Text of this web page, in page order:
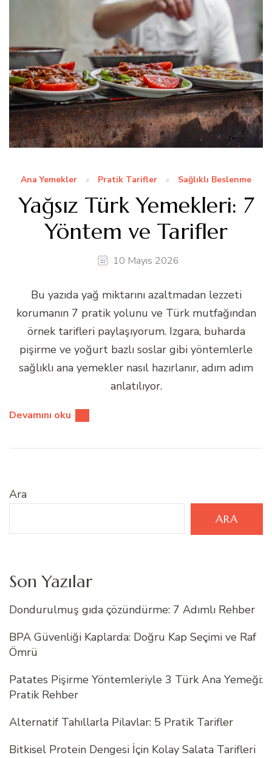
Ana Yemekler Pratik Tarifler Sağlıklı Beslenme
Yağsız Türk Yemekleri: 7
Yöntem ve Tarifler
10 Mayıs 2026
Bu yazıda yağ miktarını azaltmadan lezzeti
korumanın 7 pratik yolunu ve Türk mutfağından
örnek tarifleri paylaşıyorum. Izgara, buharda
pişirme ve yoğurt bazlı soslar gibi yöntemlerle
sağlıklı ana yemekler nasıl hazırlanır, adım adım
anlatılıyor.
Devamını oku
Ara
ARA
Son Yazılar
Dondurulmuş gıda çözündürme: 7 Adımlı Rehber
BPA Güvenliği Kaplarda: Doğru Kap Seçimi ve Raf
Ömrü
Patates Pişirme Yöntemleriyle 3 Türk Ana Yemeği:
Pratik Rehber
Alternatif Tahıllarla Pilavlar: 5 Pratik Tarifler
Bitkisel Protein Dengesi İçin Kolay Salata Tarifleri